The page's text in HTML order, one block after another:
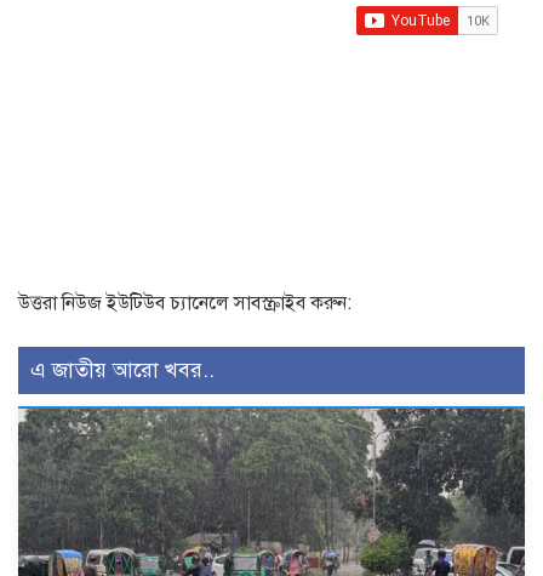
উত্তরা নিউজ ইউটিউব চ্যানেলে সাবস্ক্রাইব করুন:
এ জাতীয় আরো খবর..